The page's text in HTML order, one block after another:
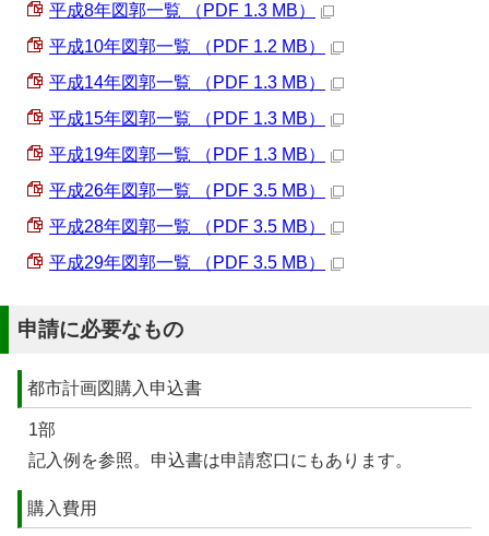
平成8年図郭一覧 （PDF 1.3 MB）
平成10年図郭一覧 （PDF 1.2 MB）
平成14年図郭一覧 （PDF 1.3 MB）
平成15年図郭一覧 （PDF 1.3 MB）
平成19年図郭一覧 （PDF 1.3 MB）
平成26年図郭一覧 （PDF 3.5 MB）
平成28年図郭一覧 （PDF 3.5 MB）
平成29年図郭一覧 （PDF 3.5 MB）
申請に必要なもの
都市計画図購入申込書
1部
記入例を参照。申込書は申請窓口にもあります。
購入費用